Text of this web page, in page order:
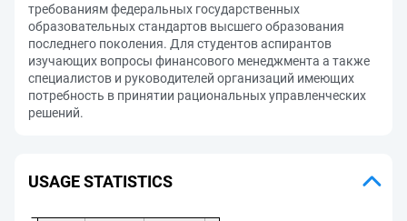
требованиям федеральных государственных
образовательных стандартов высшего образования
последнего поколения. Для студентов аспирантов
изучающих вопросы финансового менеджмента а также
специалистов и руководителей организаций имеющих
потребность в принятии рациональных управленческих
решений.
USAGE STATISTICS